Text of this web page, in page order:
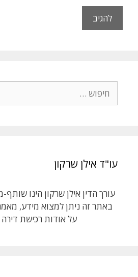
עו"ד אילן שרקון
באתר זה ניתן למצוא מידע,
על אודות רכישת